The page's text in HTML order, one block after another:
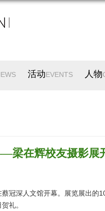
活动EVENTS 人物
梁在辉校友摄影展
冠深人文馆开幕。展览展出的
礼。